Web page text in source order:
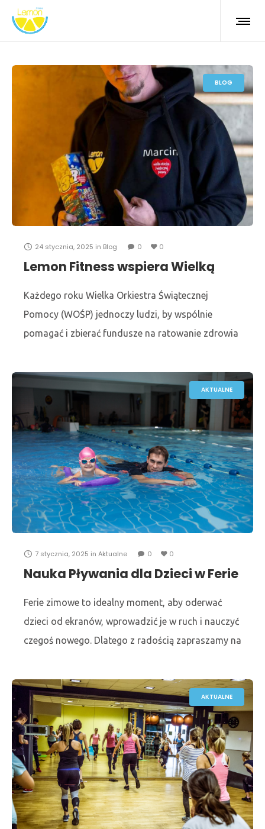
BLOG
24 stycznia, 2025 in Blog 0 0
Lemon Fitness wspiera Wielką
Każdego roku Wielka Orkiestra Świątecznej
Pomocy (WOŚP) jednoczy ludzi, by wspólnie
pomagać i zbierać fundusze na ratowanie zdrowia
dokłada swoją
AKTUALNE
7 stycznia, 2025 in Aktualne 0 0
Nauka Pływania dla Dzieci w Ferie
Ferie zimowe to idealny moment, aby oderwać
dzieci od ekranów, wprowadzić je w ruch i nauczyć
czegoś nowego. Dlatego z radością zapraszamy na
specjalnie
AKTUALNE